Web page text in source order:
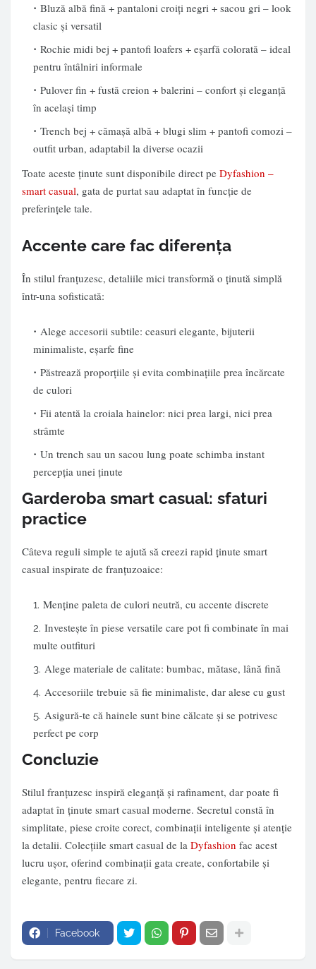
Bluză albă fină + pantaloni croiți negri + sacou gri – look
clasic și versatil
Rochie midi bej + pantofi loafers + eșarfă colorată – ideal
pentru întâlniri informale
Pulover fin + fustă creion + balerini – confort și eleganță
în același timp
Trench bej + cămașă albă + blugi slim + pantofi comozi –
outfit urban, adaptabil la diverse ocazii
Toate aceste ținute sunt disponibile direct pe Dyfashion –
smart casual, gata de purtat sau adaptat în funcție de
preferințele tale.
Accente care fac diferența
În stilul franțuzesc, detaliile mici transformă o ținută simplă
într-una sofisticată:
Alege accesorii subtile: ceasuri elegante, bijuterii
minimaliste, eșarfe fine
Păstrează proporțiile și evita combinațiile prea încărcate
de culori
Fii atentă la croiala hainelor: nici prea largi, nici prea
strâmte
Un trench sau un sacou lung poate schimba instant
percepția unei ținute
Garderoba smart casual: sfaturi
practice
Câteva reguli simple te ajută să creezi rapid ținute smart
casual inspirate de franțuzoaice:
Menține paleta de culori neutră, cu accente discrete
Investește în piese versatile care pot fi combinate în mai
multe outfituri
Alege materiale de calitate: bumbac, mătase, lână fină
Accesoriile trebuie să fie minimaliste, dar alese cu gust
Asigură-te că hainele sunt bine călcate și se potrivesc
perfect pe corp
Concluzie
Stilul franțuzesc inspiră eleganță și rafinament, dar poate fi
adaptat în ținute smart casual moderne. Secretul constă în
simplitate, piese croite corect, combinații inteligente și atenție
la detalii. Colecțiile smart casual de la Dyfashion fac acest
lucru ușor, oferind combinații gata create, confortabile și
elegante, pentru fiecare zi.
Facebook